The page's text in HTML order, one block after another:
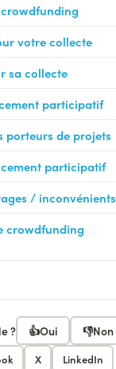
votre collecte
sa collecte
participatif
porteurs de projets
participatif
/ inconvénients
crowdfunding
? 👍Oui 👎Non
X LinkedIn